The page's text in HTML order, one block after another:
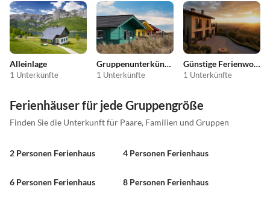
Alleinlage
1 Unterkünfte
Gruppenunterkünfte
1 Unterkünfte
Günstige Ferienwohnungen
1 Unterkünfte
Ferienhäuser für jede Gruppengröße
Finden Sie die Unterkunft für Paare, Familien und Gruppen
2 Personen Ferienhaus 4 Personen Ferienhaus
6 Personen Ferienhaus 8 Personen Ferienhaus